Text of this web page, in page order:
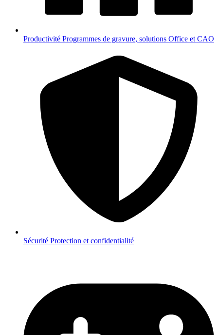
Productivité Programmes de gravure, solutions Office et CAO
Sécurité Protection et confidentialité